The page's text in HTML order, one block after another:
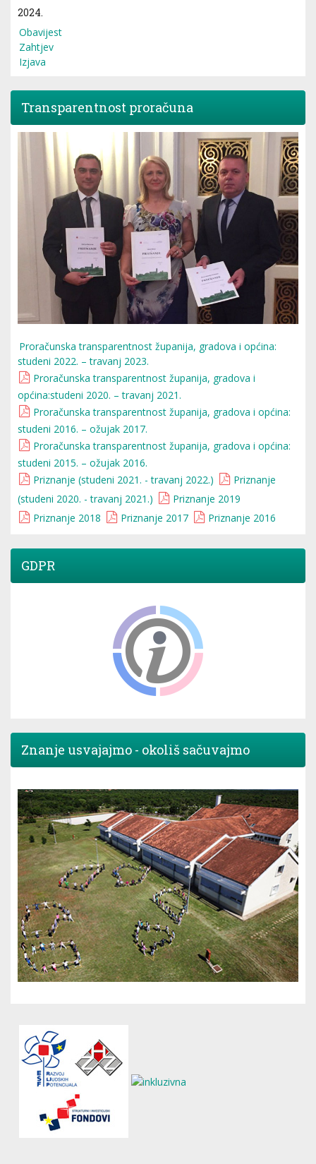
2024.
Obavijest
Zahtjev
Izjava
Transparentnost proračuna
Proračunska transparentnost županija, gradova i općina:
studeni 2022. – travanj 2023.
Proračunska transparentnost županija, gradova i
općina:studeni 2020. – travanj 2021.
Proračunska transparentnost županija, gradova i općina:
studeni 2016. – ožujak 2017.
Proračunska transparentnost županija, gradova i općina:
studeni 2015. – ožujak 2016.
Priznanje (studeni 2021. - travanj 2022.)
Priznanje
(studeni 2020. - travanj 2021.)
Priznanje 2019
Priznanje 2018
Priznanje 2017 Priznanje 2016
GDPR
Znanje usvajajmo - okoliš sačuvajmo